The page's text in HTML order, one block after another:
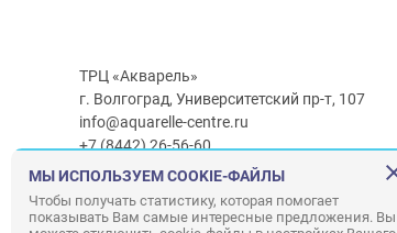
ТРЦ «Акварель»
г. Волгоград, Университетский пр-т, 107
info@aquarelle-centre.ru
+7 (8442) 26-56-60
Часы работы ТРЦ: с 10:00 до 22:00
Часы работы г/м Ашан:с 08:00 до 23:00
МЫ ИСПОЛЬЗУЕМ COOKIE-ФАЙЛЫ
Чтобы получать статистику, которая помогает
показывать Вам самые интересные предложения. Вы